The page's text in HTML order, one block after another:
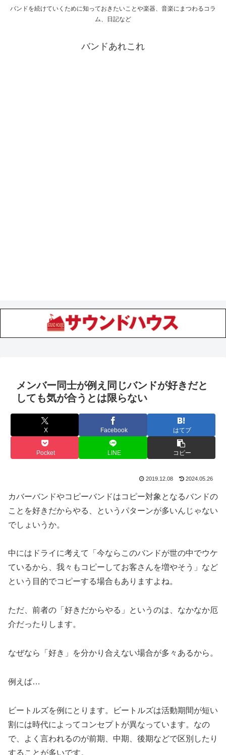
バンドを続けていくために知っておきたいことや楽器、音楽にまつわるコラ
ム、日記など
バンドあれこれ
メンバー同士が例え同じバンドが好きだと
しても気が合うとは限らない
X Facebook はてブ
Pocket LINE コピー
2019.12.08 2024.05.26
カバーバンドやコピーバンドはコピー対象となるバンドの
ことを好きだからやる、というパターンが多いんじゃない
でしょいうか。
中にはドライに考えて「今ならこのバンドが世の中でウケ
ているから、我々もコピーしてお客さんを増やそう」など
という目的でコピーする場合もありますよね。
ただ、前者の「好きだからやる」というのは、なかなか厄
介だったりします。
なぜなら「好き」を分かり合えない場合が多々あるから。
例えば…
ビートルズを例にとります。ビートルズは活動期間が短い
割には時代によってコンセプトが異なっています。なの
で、よく言われるのが前期、中期、後期などで区別したり
することが多いです。